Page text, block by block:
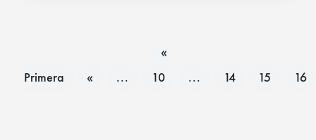
«
Primera
« ... 10 ... 14 15 16